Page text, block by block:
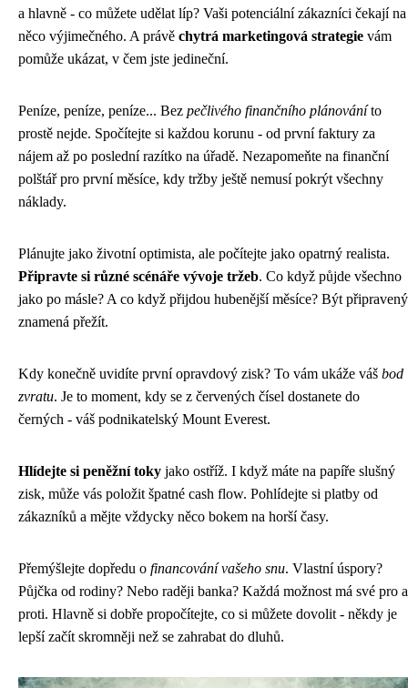
a hlavně - co můžete udělat líp? Vaši potenciální zákazníci čekají na
něco výjimečného. A právě chytrá marketingová strategie vám
pomůže ukázat, v čem jste jedineční.
Peníze, peníze, peníze... Bez pečlivého finančního plánováníto
prostě nejde. Spočítejte si každou korunu - od první faktury za
nájem až po poslední razítko na úřadě. Nezapomeňte na finanční
polštář pro první měsíce, kdy tržby ještě nemusí pokrýt všechny
náklady.
Plánujte jako životní optimista, ale počítejte jako opatrný realista.
Připravte si různé scénáře vývoje tržeb. Co když půjde všechno
jako po másle? A co když přijdou hubenější měsíce? Být připravený
znamená přežít.
Kdy konečně uvidíte první opravdový zisk? To vám ukáže váš bod
zvratu. Je to moment, kdy se z červených čísel dostanete do
černých - váš podnikatelský Mount Everest.
Hlídejte si peněžní toky jako ostříž. I když máte na papíře slušný
zisk, může vás položit špatné cash flow. Pohlídejte si platby od
zákazníků a mějte vždycky něco bokem na horší časy.
Přemýšlejte dopředu o financování vašeho snu. Vlastní úspory?
Půjčka od rodiny? Nebo raději banka? Každá možnost má své pro a
proti. Hlavně si dobře propočítejte, co si můžete dovolit - někdy je
lepší začít skromněji než se zahrabat do dluhů.